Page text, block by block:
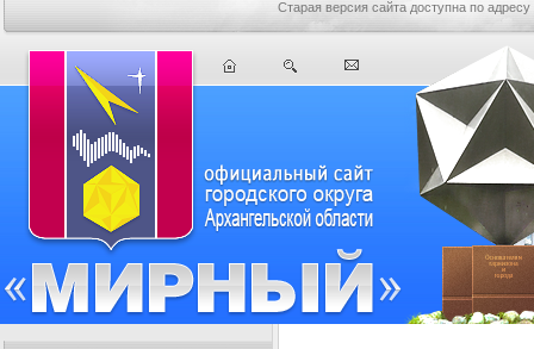
Старая версия сайта доступна по адресу